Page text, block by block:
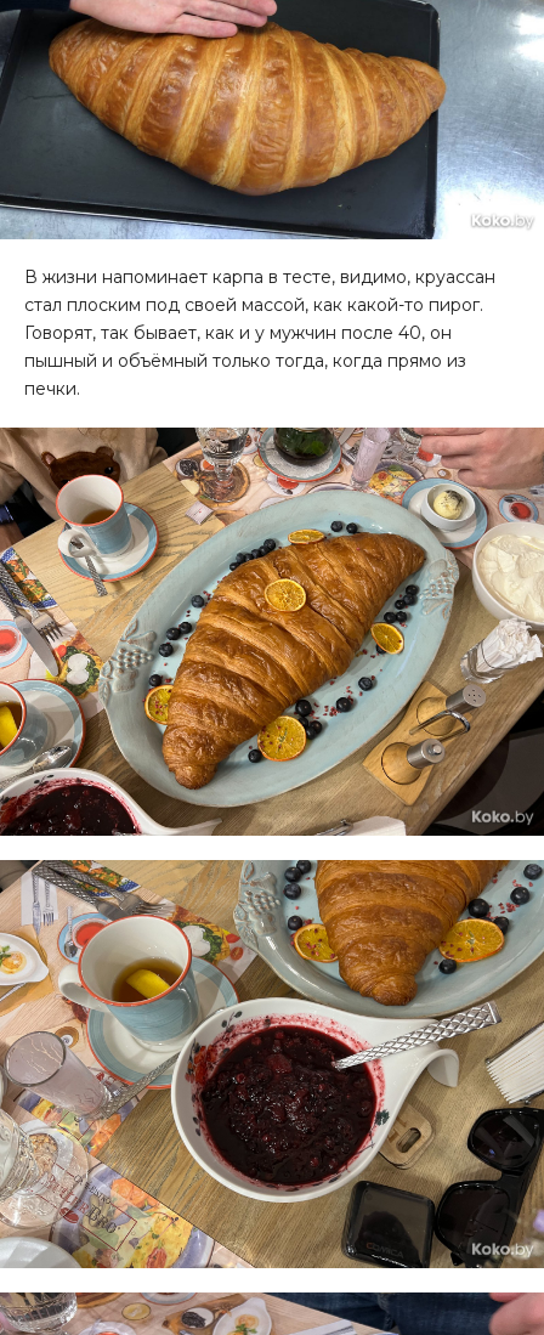
В жизни напоминает карпа в тесте, видимо, круассан
стал плоским под своей массой, как какой-то пирог.
Говорят, так бывает, как и у мужчин после 40, он
пышный и объёмный только тогда, когда прямо из
печки.